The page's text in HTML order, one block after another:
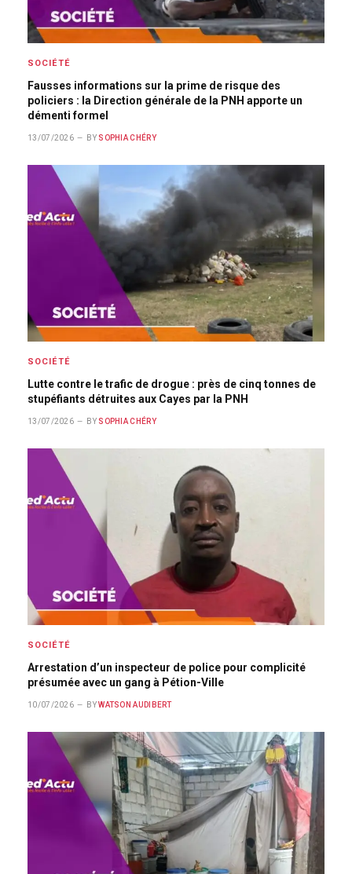
SOCIÉTÉ
Fausses informations sur la prime de risque des
policiers : la Direction générale de la PNH apporte un
démenti formel
13/07/2026 BY SOPHIA CHÉRY
SOCIÉTÉ
Lutte contre le trafic de drogue : près de cinq tonnes de
stupéfiants détruites aux Cayes par la PNH
13/07/2026 BY SOPHIA CHÉRY
SOCIÉTÉ
Arrestation d’un inspecteur de police pour complicité
présumée avec un gang à Pétion-Ville
10/07/2026 BY WATSON AUDIBERT